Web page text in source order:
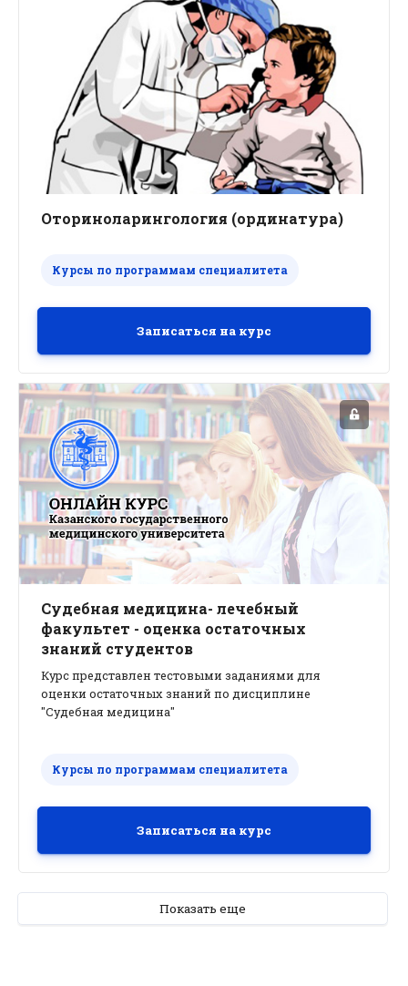
Оториноларингология (ординатура)
Курсы по программам специалитета
Записаться на курс
Судебная медицина- лечебный
факультет - оценка остаточных
знаний студентов
Курс представлен тестовыми заданиями для
оценки остаточных знаний по дисциплине
"Судебная медицина"
Курсы по программам специалитета
Записаться на курс
Показать еще